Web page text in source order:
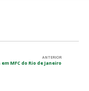
ANTERIOR
MFC do Rio de Janeiro